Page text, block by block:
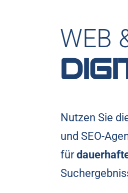
WEB
Nutzen Sie
und SEO-
für